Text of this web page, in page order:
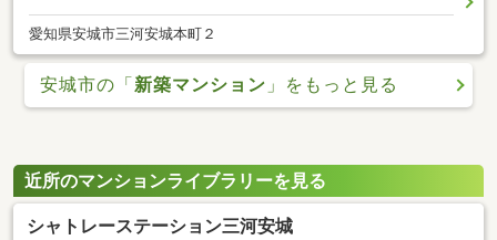
愛知県安城市三河安城本町２
安城市の「 新築マンション 」をもっと見る
近所のマンションライブラリーを見る
シャトレーステーション三河安城